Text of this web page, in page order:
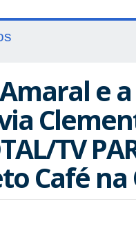
e
TV
Café